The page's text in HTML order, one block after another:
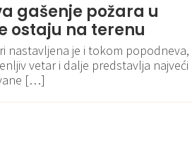
gašenje požara u
ostaju na terenu
nastavljena je i tokom popodneva,
vetar i dalje predstavlja najveći
[…]